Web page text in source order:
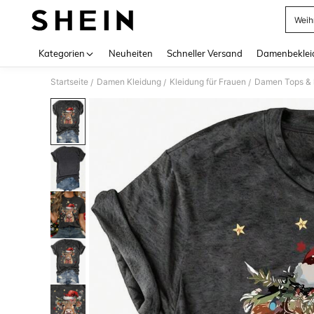
Kategorien Neuheiten Schneller Versand
Startseite / Damen Kleidung / Kleidung für Frauen / Damen Tops